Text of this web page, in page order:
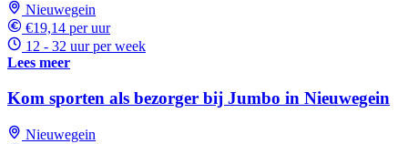
Nieuwegein
€19,14 per uur
12 - 32 uur per week
Lees meer
Kom sporten als bezorger bij Jumbo in Nieuwegein
Nieuwegein